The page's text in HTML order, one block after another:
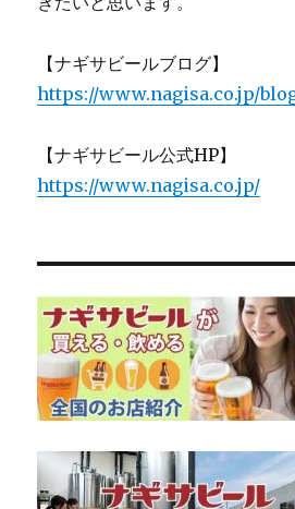
【ナギサビールブログ】
https://www.nagisa.co.jp/
【ナギサビール公式HP】
https://www.nagisa.co.jp/